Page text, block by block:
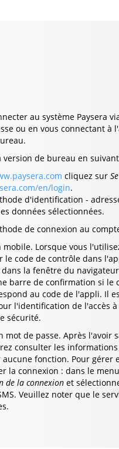
au système Paysera
ou en vous connectant à
version de bureau en
cliquez sur
en/login.
d'identification -
données sélectionnées.
de connexion au
Lorsque vous
le code de contrôle dans
la fenêtre du
barre de confirmation si le
au code de l'appli. Il
l'identification de l'accès
sécurité.
mot de passe. Après l'avoir
consulter les
fonction. Pour gérer
la connexion : dans le
de la connexion et
Veuillez noter que le